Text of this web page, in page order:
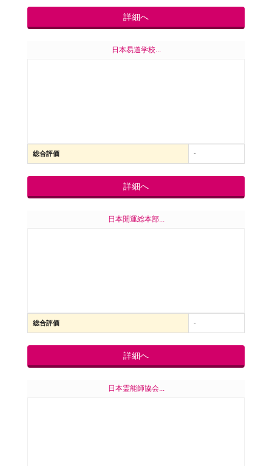
詳細へ
日本易道学校...
総合評価 -
詳細へ
日本開運総本部...
総合評価 -
詳細へ
日本霊能師協会...